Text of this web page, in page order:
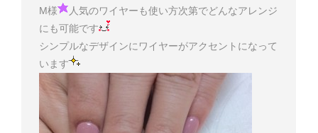
M様
人気のワイヤーも使い方次第でどんなアレンジ
にも可能です
シンプルなデザインにワイヤーがアクセントになって
います